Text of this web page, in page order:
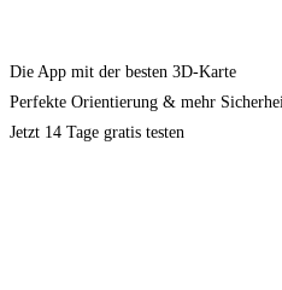
Die App mit der besten 3D-Karte
Perfekte Orientierung & mehr
Jetzt 14 Tage gratis testen